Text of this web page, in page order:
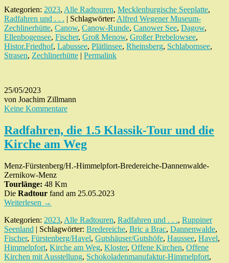
Kategorien: 2023, Alle Radtouren, Mecklenburgische Seeplatte,
Radfahren und . . . | Schlagwörter: Alfred Wegener Museum-
Zechlinerhütte, Canow, Canow-Runde, Canower See, Dagow,
Ellenbogensee, Fischer, Groß Menow, Großer Prebelowsee,
Histor.Friedhof, Labussee, Plätlinsee, Rheinsberg, Schlabornsee,
Strasen, Zechlinerhütte | Permalink
25/05/2023
von Joachim Zillmann
Keine Kommentare
Radfahren, die 1.5 Klassik-Tour und die
Kirche am Weg
Menz-Fürstenberg/H.-Himmelpfort-Bredereiche-Dannenwalde-
Zernikow-Menz
Tourlänge: 48 Km
Die Radtour fand am 25.05.2023
Weiterlesen →
Kategorien: 2023, Alle Radtouren, Radfahren und . . ., Ruppiner
Seenland | Schlagwörter: Bredereiche, Bric a Brac, Dannenwalde,
Fischer, Fürstenberg/Havel, Gutshäuser/Gutshöfe, Haussee, Havel,
Himmelpfort, Kirche am Weg, Kloster, Offene Kirchen, Offene
Kirchen mit Ausstellung, Schokoladenmanufaktur-Himmelpfort,